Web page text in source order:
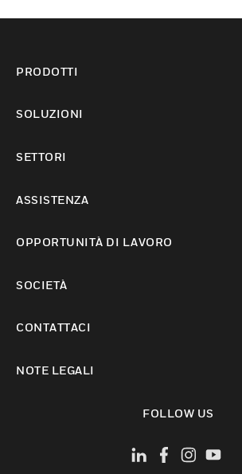
PRODOTTI
SOLUZIONI
SETTORI
ASSISTENZA
OPPORTUNITÀ DI LAVORO
SOCIETÀ
CONTATTACI
NOTE LEGALI
FOLLOW US